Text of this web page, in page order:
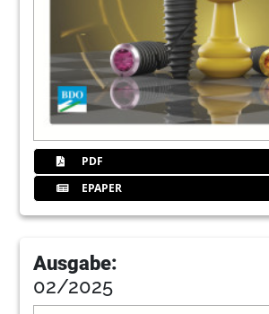
PDF
EPAPER
Ausgabe:
02/2025